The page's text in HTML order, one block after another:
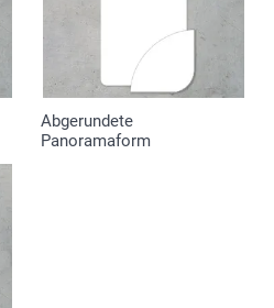
Abgerundete
Panoramaform